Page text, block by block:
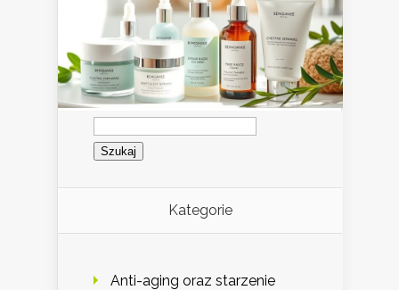
Szukaj:
Kategorie
Anti-aging oraz starzenie